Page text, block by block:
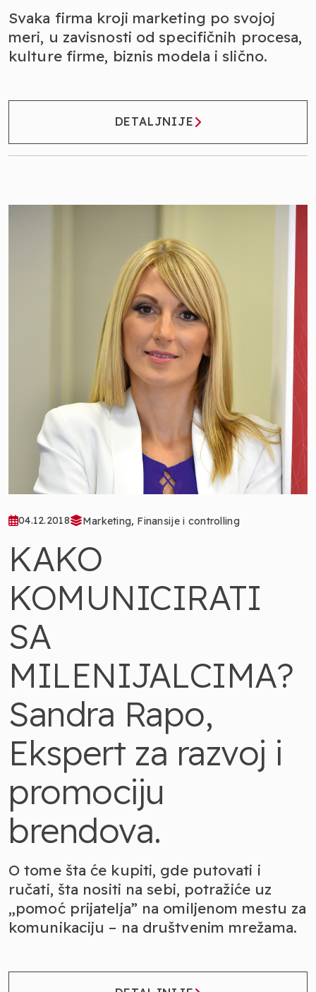
Svaka firma kroji marketing po svojoj
meri, u zavisnosti od specifičnih procesa,
kulture firme, biznis modela i slično.
DETALJNIJE
04.12.2018 Marketing, Finansije i controlling
KAKO
KOMUNICIRATI
SA
MILENIJALCIMA?
Sandra Rapo,
Ekspert za razvoj i
promociju
brendova.
O tome šta će kupiti, gde putovati i
ručati, šta nositi na sebi, potražiće uz
„pomoć prijatelja” na omiljenom mestu za
komunikaciju – na društvenim mrežama.